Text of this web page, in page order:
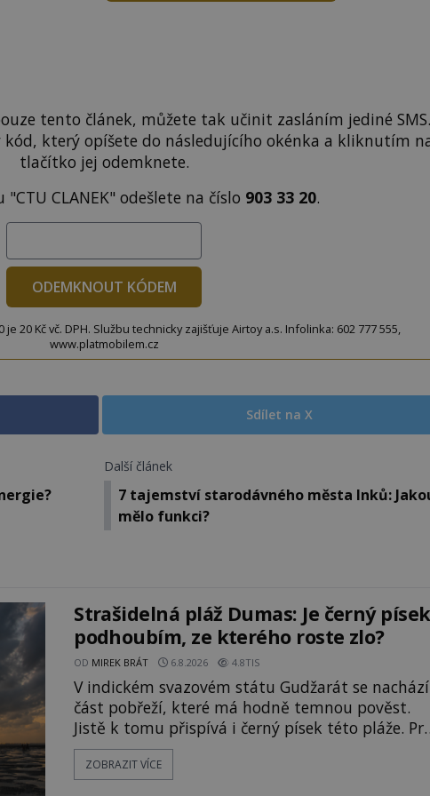
tento článek, můžete tak učinit zasláním jediné SMS.
kód, který opíšete do následujícího okénka a kliknutím
tlačítko jej odemknete.
CLANEK" odešlete na číslo 903 33 20.
ODEMKNOUT KÓDEM
20 Kč vč. DPH. Službu technicky zajišťuje Airtoy a.s. Infolinka: 602 777 555,
www.platmobilem.cz
Sdílet na X
Další článek
7 tajemství starodávného města Inků:
mělo funkci?
Strašidelná pláž Dumas: Je černý písek
podhoubím, ze kterého roste zlo?
OD MIREK BRÁT 6.8.2026 4.8TIS
V indickém svazovém státu Gudžarát se nachází
část pobřeží, které má hodně temnou pověst.
Jistě k tomu přispívá i černý písek této pláže.
má pláž takové netypické zbarvení? Nakolik jsou
pravdivé historky, že zde došlo k
ZOBRAZIT VÍCE